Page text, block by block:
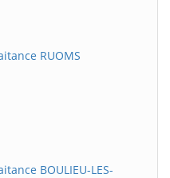
RUOMS
BOULIEU-LES-